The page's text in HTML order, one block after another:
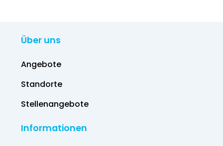
Über uns
Angebote
Standorte
Stellenangebote
Informationen